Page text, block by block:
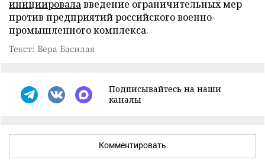
инициировалавведение ограничительных мер
против предприятий российского военно-
промышленного комплекса.
Текст: Вера Басилая
Подписывайтесь на наши
каналы
Комментировать